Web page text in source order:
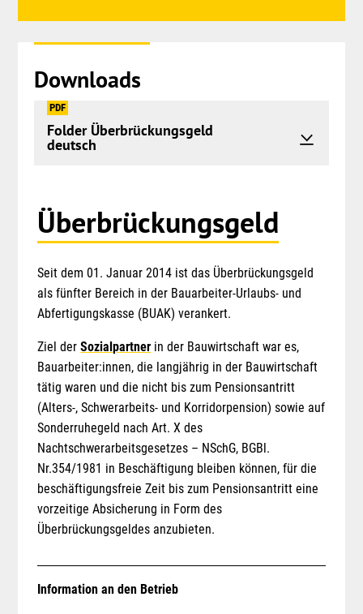
zum
MenüÜberbrückungsgeld
Seit dem 01. Januar 2014 ist das Überbrückungsgeld
als fünfter Bereich in der Bauarbeiter-Urlaubs- und
Abfertigungskasse (BUAK) verankert.
Ziel derSozialpartner in der Bauwirtschaft war es,
Bauarbeiter:innen, die langjährig in der Bauwirtschaft
tätig waren und die nicht bis zum Pensionsantritt
(Alters-, Schwerarbeits- und Korridorpension) sowie auf
Sonderruhegeld nach Art. X des
Nachtschwerarbeitsgesetzes – NSchG, BGBl.
Nr.354/1981 in Beschäftigung bleiben können, für die
beschäftigungsfreie Zeit bis zum Pensionsantritt eine
vorzeitige Absicherung in Form des
Überbrückungsgeldes anzubieten.
Information an den Betrieb
Downloads
PDF
Folder Überbrückungsgeld
deutsch